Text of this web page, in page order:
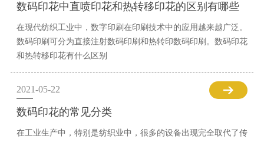
数码印花中直喷印花和热转移印花的区别有哪些
在现代纺织工业中，数字印刷在印刷技术中的应用越来越广泛。
数码印刷可分为直接注射数码印刷和热转印数码印刷。数码印花
和热转移印花有什么区别
2021-05-22
数码印花的常见分类
在工业生产中，特别是纺织业中，很多的设备出现完全取代了传